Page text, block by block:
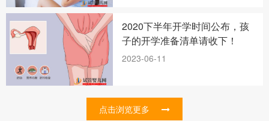
2020下半年开学时间公布，孩
子的开学准备清单请收下！
2023-06-11
点击浏览更多